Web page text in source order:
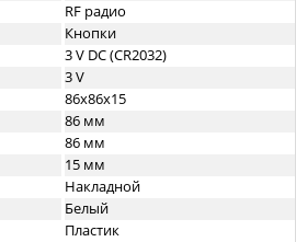
RF радио
Кнопки
3 V DC (CR2032)
3 V
86х86х15
86 мм
86 мм
15 мм
Накладной
Белый
Пластик